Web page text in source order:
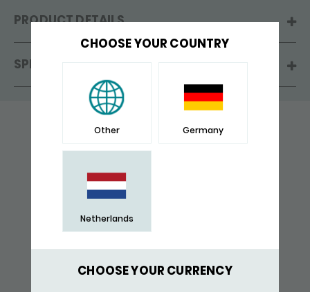
CHOOSE YOUR COUNTRY
Other Germany
Netherlands
CHOOSE YOUR CURRENCY
PRODUCT DETAILS
SPECIFICATIES
VAAK SAMEN GEKOCHT
RECENT BEKEKEN